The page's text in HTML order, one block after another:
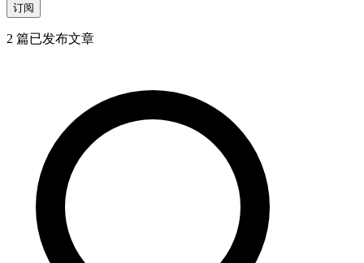
订阅
2 篇已发布文章